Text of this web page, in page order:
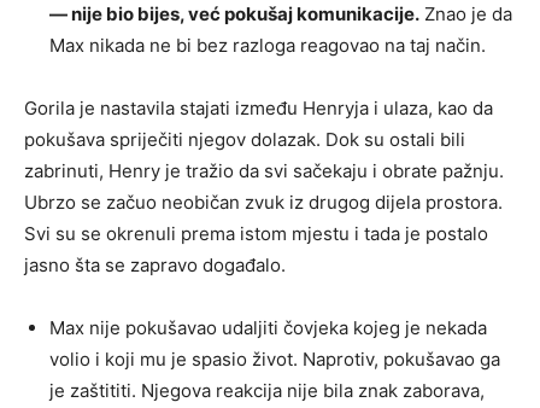
— nije bio bijes, već pokušaj komunikacije. Znao je da
Max nikada ne bi bez razloga reagovao na taj način.
Gorila je nastavila stajati između Henryja i ulaza, kao da
pokušava spriječiti njegov dolazak. Dok su ostali bili
zabrinuti, Henry je tražio da svi sačekaju i obrate pažnju.
Ubrzo se začuo neobičan zvuk iz drugog dijela prostora.
Svi su se okrenuli prema istom mjestu i tada je postalo
jasno šta se zapravo događalo.
Max nije pokušavao udaljiti čovjeka kojeg je nekada
volio i koji mu je spasio život. Naprotiv, pokušavao ga
je zaštititi. Njegova reakcija nije bila znak zaborava,